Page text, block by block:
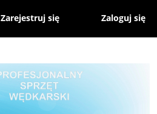
Zarejestruj się Zaloguj się